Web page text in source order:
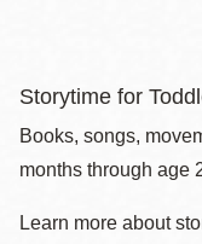
Storytime for
Books, songs,
months through age
Learn more about